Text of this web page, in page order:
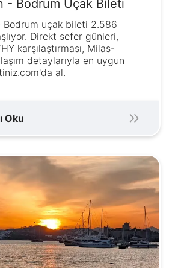
- Bodrum Uçak Bileti
Bodrum uçak bileti 2.586
Direkt sefer günleri,
karşılaştırması, Milas-
detaylarıyla en uygun
al.
Oku